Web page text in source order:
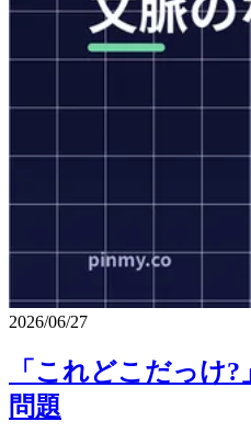
2026/06/27
「これどこだっけ
問題